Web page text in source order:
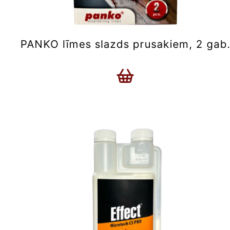
PANKO līmes slazds prusakiem, 2 gab.